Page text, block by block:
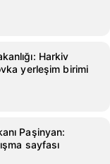
Harkiv
yerleşim birimi
Paşinyan:
sayfası